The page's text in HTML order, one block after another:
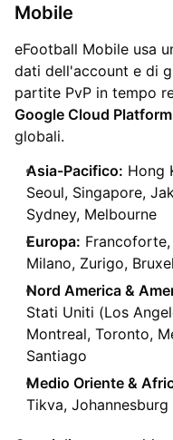
Mobile
eFootball Mobile usa
dati dell'account e di
partite PvP in tempo
Google Cloud Platform
globali.
Asia-Pacifico: Hong
Seoul, Singapore,
Sydney, Melbourne
Europa:
Milano, Zurigo,
Nord America &
Stati Uniti (Los
Montreal, Toronto,
Santiago
Medio Oriente &
Tikva, Johannesburg